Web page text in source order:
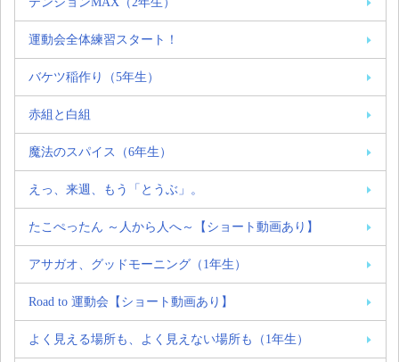
運動会全体練習スタート！
バケツ稲作り（5年生）
赤組と白組
魔法のスパイス（6年生）
えっ、来週、もう「とうぶ」。
たこぺったん ～人から人へ～【ショート動画あり】
アサガオ、グッドモーニング（1年生）
Road to 運動会【ショート動画あり】
よく見える場所も、よく見えない場所も（1年生）